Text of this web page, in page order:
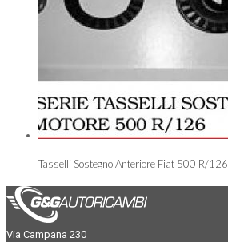
Tasselli Sostegno Anteriore Fiat 500 R/126
Via Campana 230